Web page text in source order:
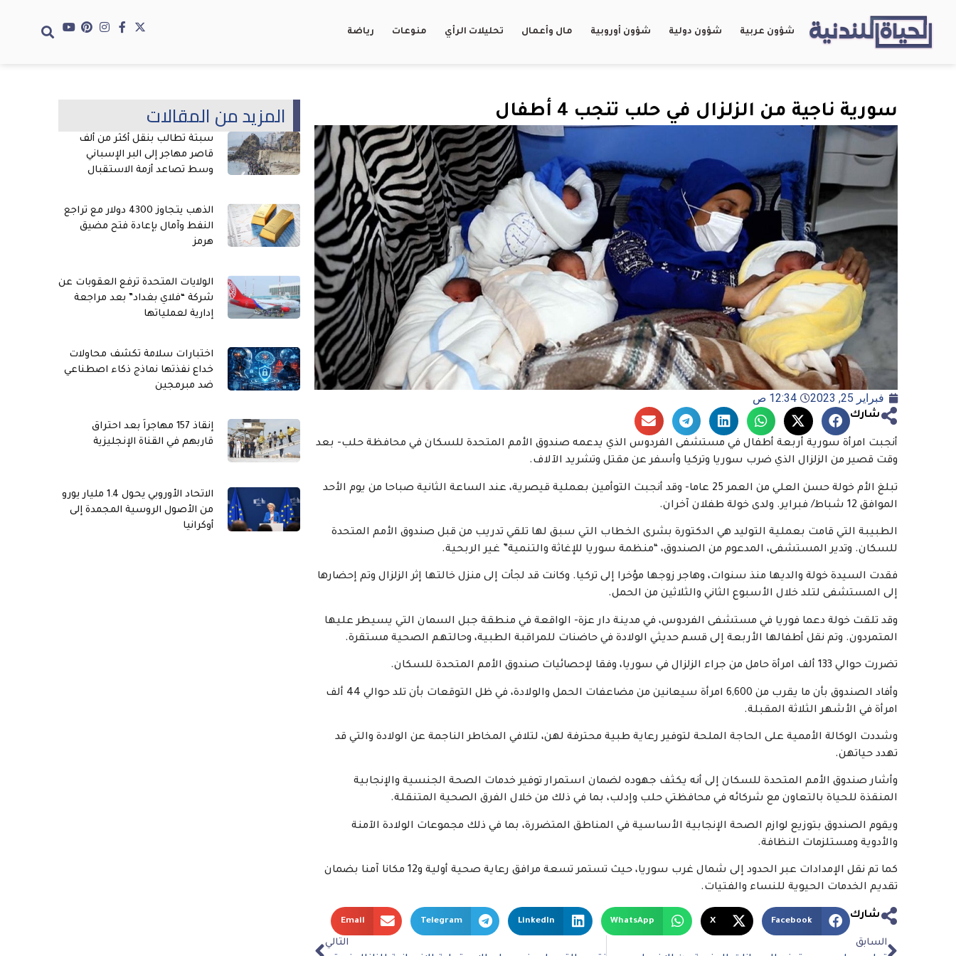
شؤون عربية شؤون دولية شؤون أوروبية مال وأعمال تحليلات الرأي منوعات رياضة
سورية ناجية من الزلزال في حلب تنجب 4 أطفال
فبراير 25, 2023 12:34 ص
شارك
أنجبت امرأة سورية أربعة أطفال في مستشفى الفردوس الذي يدعمه صندوق الأمم المتحدة للسكان في محافظة حلب- بعد
وقت قصير من الزلزال الذي ضرب سوريا وتركيا وأسفر عن مقتل وتشريد الآلاف.
تبلغ الأم خولة حسن العلي من العمر 25 عاما- وقد أنجبت التوأمين بعملية قيصرية، عند الساعة الثانية صباحا من يوم الأحد
الموافق 12 شباط/ فبراير. ولدى خولة طفلان آخران.
الطبيبة التي قامت بعملية التوليد هي الدكتورة بشرى الخطاب التي سبق لها تلقي تدريب من قبل صندوق الأمم المتحدة
للسكان. وتدير المستشفى، المدعوم من الصندوق، “منظمة سوريا للإغاثة والتنمية” غير الربحية.
فقدت السيدة خولة والديها منذ سنوات، وهاجر زوجها مؤخرا إلى تركيا. وكانت قد لجأت إلى منزل خالتها إثر الزلزال وتم إحضارها
إلى المستشفى لتلد خلال الأسبوع الثاني والثلاثين من الحمل.
وقد تلقت خولة دعما فوريا في مستشفى الفردوس، في مدينة دار عزة- الواقعة في منطقة جبل السمان التي يسيطر عليها
المتمردون. وتم نقل أطفالها الأربعة إلى قسم حديثي الولادة في حاضنات للمراقبة الطبية، وحالتهم الصحية مستقرة.
تضررت حوالي 133 ألف امرأة حامل من جراء الزلزال في سوريا، وفقا لإحصائيات صندوق الأمم المتحدة للسكان.
وأفاد الصندوق بأن ما يقرب من 6,600 امرأة سيعانين من مضاعفات الحمل والولادة، في ظل التوقعات بأن تلد حوالي 44 ألف
امرأة في الأشهر الثلاثة المقبلة.
وشددت الوكالة الأممية على الحاجة الملحة لتوفير رعاية طبية محترفة لهن، لتلافي المخاطر الناجمة عن الولادة والتي قد
تهدد حياتهن.
وأشار صندوق الأمم المتحدة للسكان إلى أنه يكثف جهوده لضمان استمرار توفير خدمات الصحة الجنسية والإنجابية
المنقذة للحياة بالتعاون مع شركائه في محافظتي حلب وإدلب، بما في ذلك من خلال الفرق الصحية المتنقلة.
ويقوم الصندوق بتوزيع لوازم الصحة الإنجابية الأساسية في المناطق المتضررة، بما في ذلك مجموعات الولادة الآمنة
والأدوية ومستلزمات النظافة.
كما تم نقل الإمدادات عبر الحدود إلى شمال غرب سوريا، حيث تستمر تسعة مرافق رعاية صحية أولية و12 مكانا آمنا بضمان
تقديم الخدمات الحيوية للنساء والفتيات.
شارك
Facebook
X
WhatsApp
LinkedIn
Telegram
Email
السابق التالي
المزيد من المقالات
سبتة تطالب بنقل أكثر من ألف
قاصر مهاجر إلى البر الإسباني
وسط تصاعد أزمة الاستقبال
الذهب يتجاوز 4300 دولار مع تراجع
النفط وآمال بإعادة فتح مضيق
هرمز
الولايات المتحدة ترفع العقوبات عن
شركة “فلاي بغداد” بعد مراجعة
إدارية لعملياتها
اختبارات سلامة تكشف محاولات
خداع نفذتها نماذج ذكاء اصطناعي
ضد مبرمجين
إنقاذ 157 مهاجراً بعد احتراق
قاربهم في القناة الإنجليزية
الاتحاد الأوروبي يحول 1.4 مليار يورو
من الأصول الروسية المجمدة إلى
أوكرانيا